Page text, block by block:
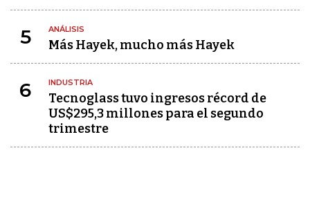
5 ANÁLISIS
Más Hayek, mucho más Hayek
6 INDUSTRIA
Tecnoglass tuvo ingresos récord de
US$295,3 millones para el segundo
trimestre